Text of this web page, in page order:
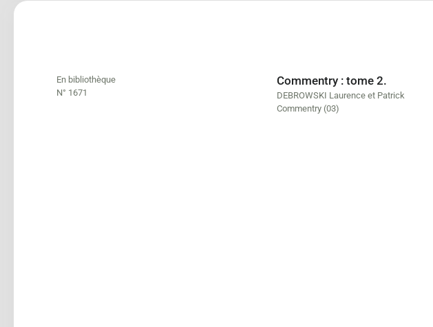
En bibliothèque
N° 1671
Commentry : tome 2.
DEBROWSKI Laurence et Patrick
Commentry (03)